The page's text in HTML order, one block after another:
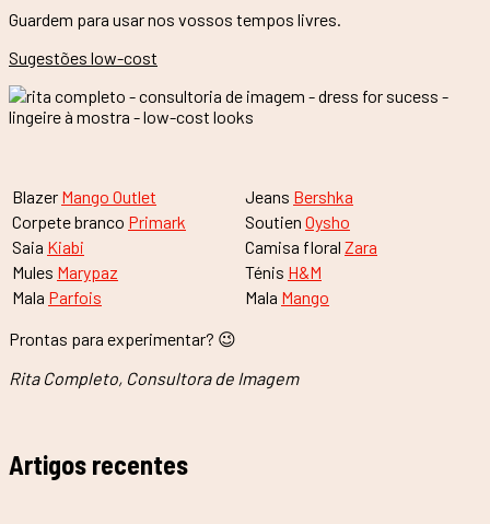
Guardem para usar nos vossos tempos livres.
Sugestões low-cost
Blazer Mango Outlet Jeans Bershka
Corpete branco Primark Soutien Oysho
Saia Kiabi Camisa floral Zara
Mules Marypaz Ténis H&M
Mala Parfois Mala Mango
Prontas para experimentar? 😉
Rita Completo, Consultora de Imagem
Artigos recentes